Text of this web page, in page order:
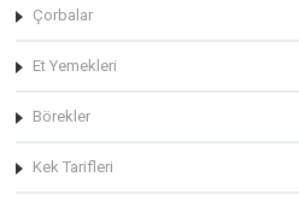
Çorbalar
Et Yemekleri
Börekler
Kek Tarifleri